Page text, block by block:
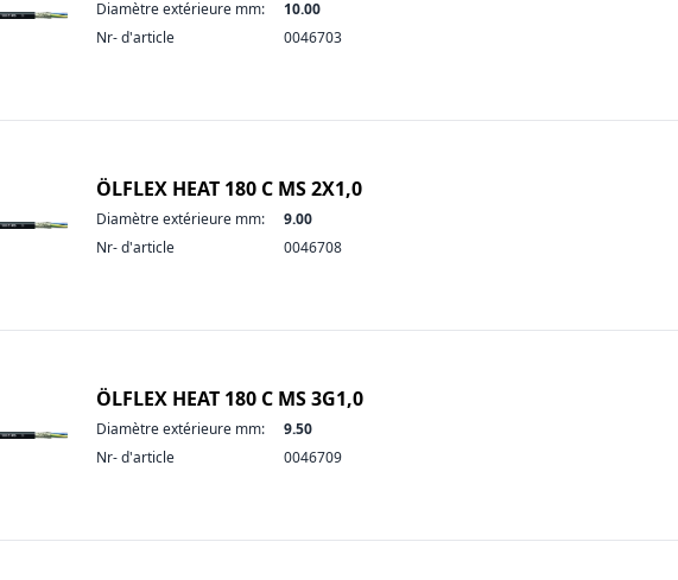
Diamètre extérieure mm:
10.00
Nr- d'article
0046703
ÖLFLEX HEAT 180 C MS 2X1,0
Diamètre extérieure mm:
9.00
Nr- d'article
0046708
ÖLFLEX HEAT 180 C MS 3G1,0
Diamètre extérieure mm:
9.50
Nr- d'article
0046709